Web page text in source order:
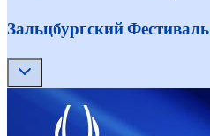
Зальцбургский Фестиваль